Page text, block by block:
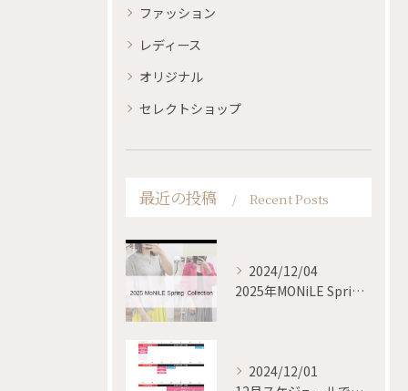
ファッション
レディース
オリジナル
セレクトショップ
最近の投稿 Recent Posts
2024/12/04
2025年MONiLE Spring collection
2024/12/01